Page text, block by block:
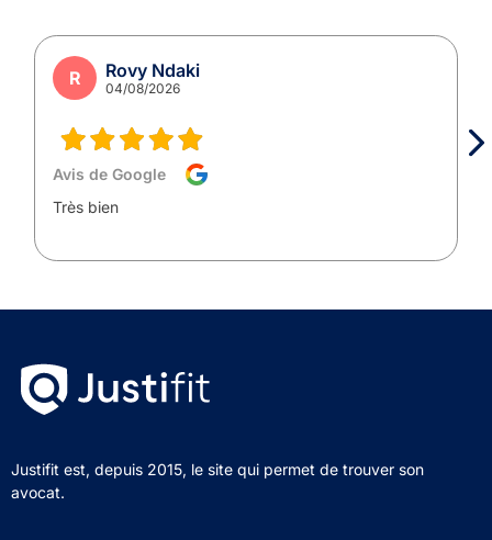
R Rovy Ndaki
04/08/2026
Avis de Google
Très bien
Justifit est, depuis 2015, le site qui permet de trouver son
avocat.